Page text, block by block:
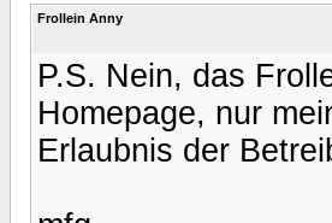
Frollein Anny
P.S. Nein, das
Homepage, nur
Erlaubnis der